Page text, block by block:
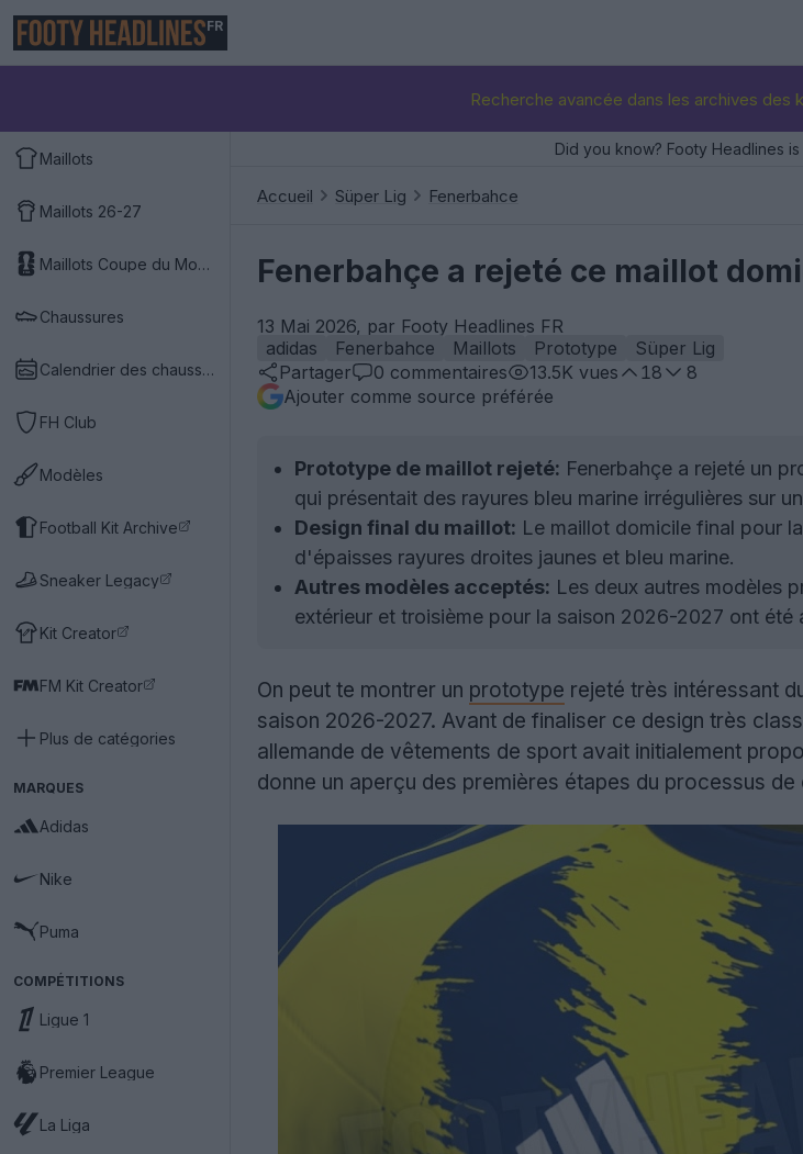
FR
Recherche avancée dans les archives des
Maillots
Maillots 26-27
Maillots Coupe du Monde 2026
Chaussures
Calendrier des chaussures
FH Club
Modèles
Football Kit Archive
Sneaker Legacy
Kit Creator
FM Kit Creator
Plus de catégories
MARQUES
Adidas
Nike
Puma
COMPÉTITIONS
Ligue 1
Premier League
La Liga
Did you know? Footy Headlines
Accueil Süper Lig Fenerbahce
Fenerbahçe a rejeté ce maillot
13 Mai 2026, par Footy Headlines FR
adidas
Fenerbahce Maillots Prototype
Süper Lig
Partager
0 commentaires 13.5K vues 18
8
Ajouter comme source préférée
Prototype de maillot rejeté: Fenerbahçe a rejeté un
qui présentait des rayures bleu marine irrégulières sur
Design final du maillot: Le maillot domicile final pour
d'épaisses rayures droites jaunes et bleu marine.
Autres modèles acceptés: Les deux autres modèles
extérieur et troisième pour la saison 2026-2027 ont été
On peut te montrer un prototype rejeté très intéressant
saison 2026-2027. Avant de finaliser ce design très
allemande de vêtements de sport avait initialement
donne un aperçu des premières étapes du processus